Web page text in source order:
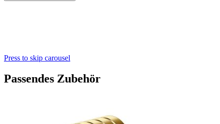
Press to skip carousel
Passendes Zubehör